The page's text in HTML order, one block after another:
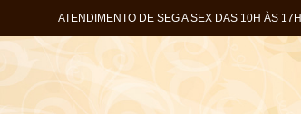
ATENDIMENTO DE SEG A SEX DAS 10H ÀS 17H